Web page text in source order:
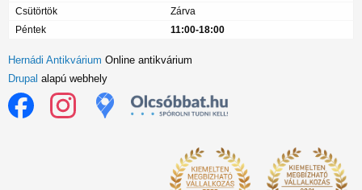
Csütörtök
Zárva
Péntek
11:00-18:00
Hernádi Antikvárium Online antikvárium
Drupal alapú webhely